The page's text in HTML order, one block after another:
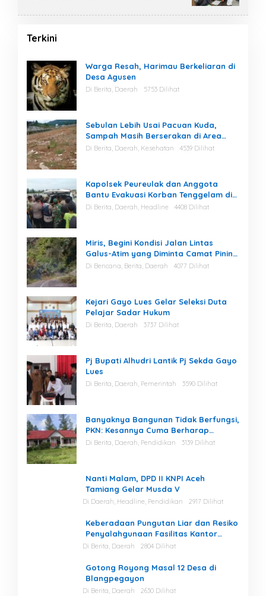
Terkini
Warga Resah, Harimau Berkeliaran di
Desa Agusen
Di Berita, Daerah 5753 Dilihat
Sebulan Lebih Usai Pacuan Kuda,
Sampah Masih Berserakan di Area
Stadion
Di Berita, Daerah, Kesehatan 4539 Dilihat
Kapolsek Peureulak dan Anggota
Bantu Evakuasi Korban Tenggelam di
Perairan Kuala Bugak
Di Berita, Daerah, Headline 4408 Dilihat
Miris, Begini Kondisi Jalan Lintas
Galus-Atim yang Diminta Camat Pining
Dilakukan Perawatan
Di Bencana, Berita, Daerah 4077 Dilihat
Kejari Gayo Lues Gelar Seleksi Duta
Pelajar Sadar Hukum
Di Berita, Daerah 3737 Dilihat
Pj Bupati Alhudri Lantik Pj Sekda Gayo
Lues
Di Berita, Daerah, Pemerintah 3590 Dilihat
Banyaknya Bangunan Tidak Berfungsi,
PKN: Kesannya Cuma Berharap
Kegiatan
Di Berita, Daerah, Pendidikan 3139 Dilihat
Nanti Malam, DPD II KNPI Aceh
Tamiang Gelar Musda V
Di Daerah, Headline, Pendidikan 2917 Dilihat
Keberadaan Pungutan Liar dan Resiko
Penyalahgunaan Fasilitas Kantor
Masih Tinggi di Gayo Lues.
Di Berita, Daerah 2804 Dilihat
Gotong Royong Masal 12 Desa di
Blangpegayon
Di Berita, Daerah 2630 Dilihat